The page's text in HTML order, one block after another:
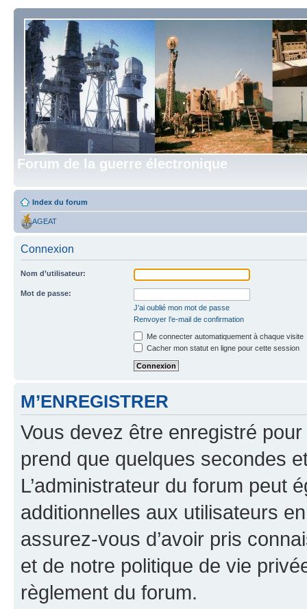
Forum de la guerre électronique
Index du forum
AGEAT
Connexion
Nom d’utilisateur:
Mot de passe:
J’ai oublié mon mot de passe
Renvoyer l’e-mail de confirmation
Me connecter automatiquement à chaque visite
Cacher mon statut en ligne pour cette session
M’ENREGISTRER
Vous devez être enregistré
prend que quelques secondes
L’administrateur du forum peut
additionnelles aux utilisateurs
assurez-vous d’avoir pris
et de notre politique de vie
règlement du forum.